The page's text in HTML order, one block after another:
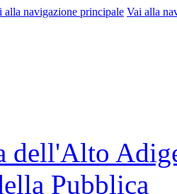
alla navigazione principale Vai alla